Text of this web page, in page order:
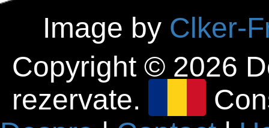
Image by Clker-
Copyright © 2026
rezervate.